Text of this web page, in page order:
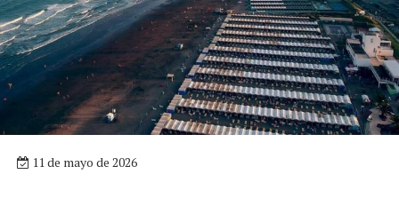
11 de mayo de 2026